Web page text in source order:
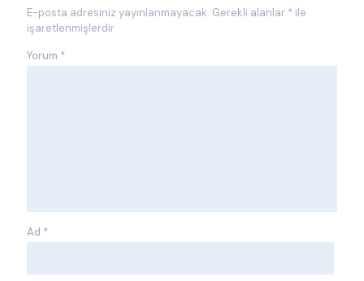
E-posta adresiniz yayınlanmayacak. Gerekli alanlar * ile
işaretlenmişlerdir
Yorum *
Ad *